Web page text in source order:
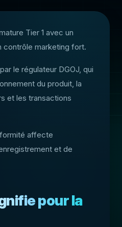
Tier 1 avec un
contrôle marketing fort.
le régulateur DGOJ, qui
du produit, la
et les transactions
affecte
et de
pour la